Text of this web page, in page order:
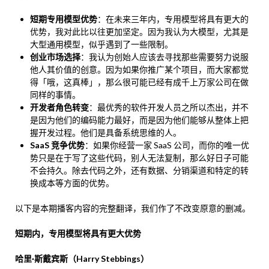
短期专用模型优势：在未来三年内，专用模型将具有更大的
优势，我对此比以往更加坚定。因为我认为大模型，尤其是
大型通用模型，似乎遇到了一些限制。
创业市场选择：我认为创始人应该去寻找那些需要努力说服
他人其价值的创意。因为如果你推广某个项目，而大家都觉
得「哦，这真棒」，那么很可能已经有成千上万家公司在做
同样的事情。
开发者角色转变：最优秀的软件开发人员之所以杰出，并不
是因为他们的编码能力最好，而是因为他们能够从整体上把
握开发过程。他们是具备系统思维的人。
SaaS 竞争优势：如果你经营一家 SaaS 公司，而你的唯一优
势只是在于写了这些代码，别人无法复制，那么好日子可能
不会持久。除去代码之外，还有数据、分销渠道和特定的转
换成本等方面的优势。
以下是本期播客内容的完整翻译，我们作了不改变原意的删减。
短期内，专用模型将具有更大优势
哈里·斯戴宾斯（Harry Stebbings）